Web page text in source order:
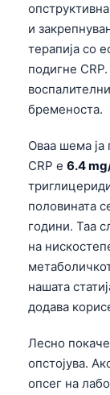
и
терапија со
подигне
бременоста.
Оваа шема ја
CRP е 6.4
половината
години. Таа
на
нашата
додава
Лесно
опстојува.
опсег наEuskara
Gàidhlig
المغربية
Afrikaans
Монгол
ພາສາລາ
Basa
Cebuano
ئۇيغۇرچە
Татар
Esperanto
Frysk